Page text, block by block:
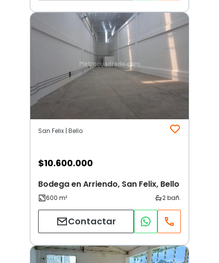
San Felix | Bello
$10.600.000
Bodega en Arriendo, San Felix, Bello
Contactar